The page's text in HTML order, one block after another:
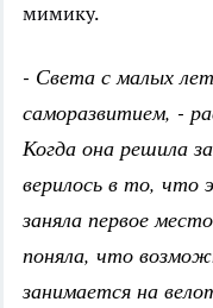
мимику.
- Света с малых
саморазвитием, -
Когда она решила
верилось в то, что
заняла первое
поняла, что
занимается на